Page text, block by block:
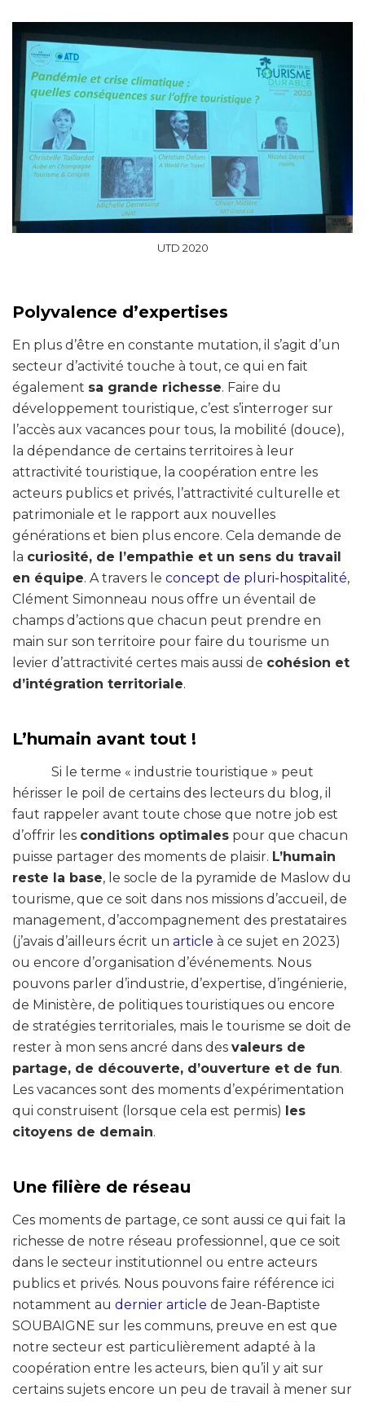
UTD 2020
Polyvalence d’expertises
En plus d’être en constante mutation, il s’agit d’un
secteur d’activité touche à tout, ce qui en fait
également sa grande richesse. Faire du
développement touristique, c’est s’interroger sur
l’accès aux vacances pour tous, la mobilité (douce),
la dépendance de certains territoires à leur
attractivité touristique, la coopération entre les
acteurs publics et privés, l’attractivité culturelle et
patrimoniale et le rapport aux nouvelles
générations et bien plus encore. Cela demande de
la curiosité, de l’empathie et un sens du travail
en équipe. A travers le concept de pluri-hospitalité,
Clément Simonneau nous offre un éventail de
champs d’actions que chacun peut prendre en
main sur son territoire pour faire du tourisme un
levier d’attractivité certes mais aussi de cohésion et
d’intégration territoriale.
L’humain avant tout !
Si le terme « industrie touristique » peut
hérisser le poil de certains des lecteurs du blog, il
faut rappeler avant toute chose que notre job est
d’offrir les conditions optimales pour que chacun
puisse partager des moments de plaisir. L’humain
reste la base, le socle de la pyramide de Maslow du
tourisme, que ce soit dans nos missions d’accueil, de
management, d’accompagnement des prestataires
(j’avais d’ailleurs écrit un article à ce sujet en 2023)
ou encore d’organisation d’événements. Nous
pouvons parler d’industrie, d’expertise, d’ingénierie,
de Ministère, de politiques touristiques ou encore
de stratégies territoriales, mais le tourisme se doit de
rester à mon sens ancré dans des valeurs de
partage, de découverte, d’ouverture et de fun.
Les vacances sont des moments d’expérimentation
qui construisent (lorsque cela est permis)
les
citoyens de demain.
Une filière de réseau
Ces moments de partage, ce sont aussi ce qui fait la
richesse de notre réseau professionnel, que ce soit
dans le secteur institutionnel ou entre acteurs
publics et privés. Nous pouvons faire référence ici
notamment au dernier article de Jean-Baptiste
SOUBAIGNE sur les communs, preuve en est que
notre secteur est particulièrement adapté à la
coopération entre les acteurs, bien qu’il y ait sur
certains sujets encore un peu de travail à mener sur